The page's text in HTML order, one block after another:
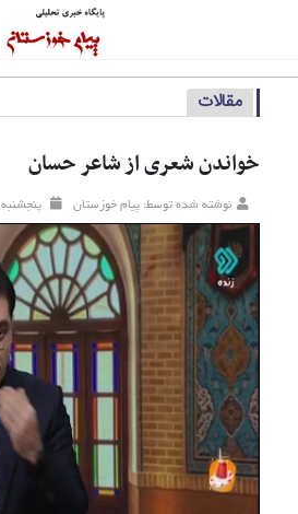
مقالات
خواندن شعری از شاعر حسان
نوشته شده توسط: پیام خوزستان پنجشنبه ۱۱ تير ۱۴۰۵